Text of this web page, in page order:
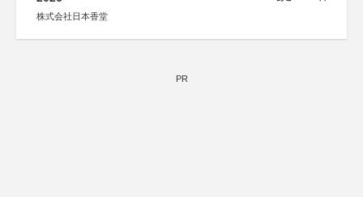
株式会社日本香堂
PR